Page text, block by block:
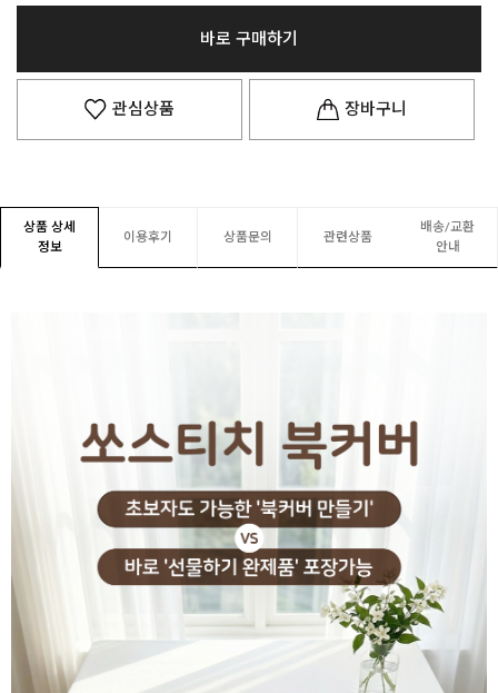
바로 구매하기
관심상품 장바구니
상품 상세
정보
이용후기 상품문의 관련상품
배송/교환
안내